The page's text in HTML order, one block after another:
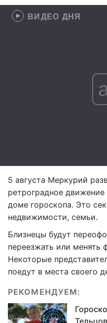
ВИДЕО ДНЯ
5 августа Меркурий
ретроградное
доме гороскопа. Это
недвижимости, семьи.
Близнецы будут
переезжать или менять
Некоторые
поедут в места своего
РЕКОМЕНДУЕМ: